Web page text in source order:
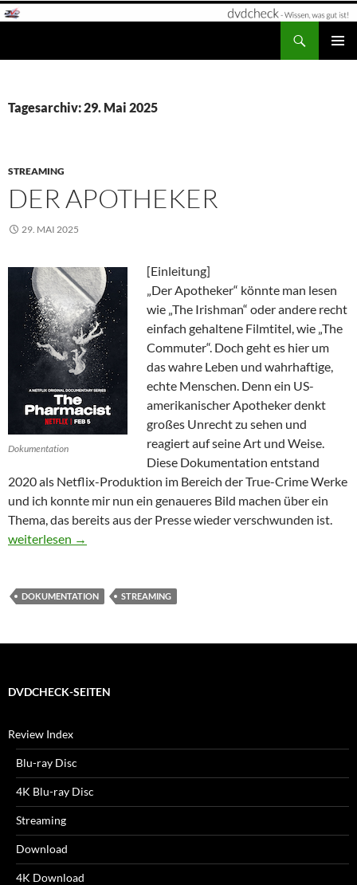
Zum
Tagesarchiv: 29. Mai 2025
STREAMING
DER APOTHEKER
29. MAI 2025
Dokumentation
[Einleitung]
„Der Apotheker“ könnte man lesen
wie „The Irishman“ oder andere recht
einfach gehaltene Filmtitel, wie „The
Commuter“. Doch geht es hier um
das wahre Leben und wahrhaftige,
echte Menschen. Denn ein US-
amerikanischer Apotheker denkt
großes Unrecht zu sehen und
reagiert auf seine Art und Weise.
Diese Dokumentation entstand
2020 als Netflix-Produktion im Bereich der True-Crime Werke
und ich konnte mir nun ein genaueres Bild machen über ein
Thema, das bereits aus der Presse wieder verschwunden ist.
Der Apotheker
weiterlesen →
DOKUMENTATION STREAMING
DVDCHECK-SEITEN
Review Index
Blu-ray Disc
4K Blu-ray Disc
Streaming
Download
4K Download